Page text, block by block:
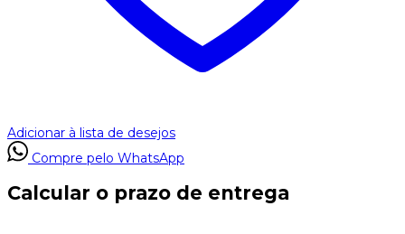
Adicionar à lista de desejos
Compre pelo WhatsApp
Calcular o prazo de entrega